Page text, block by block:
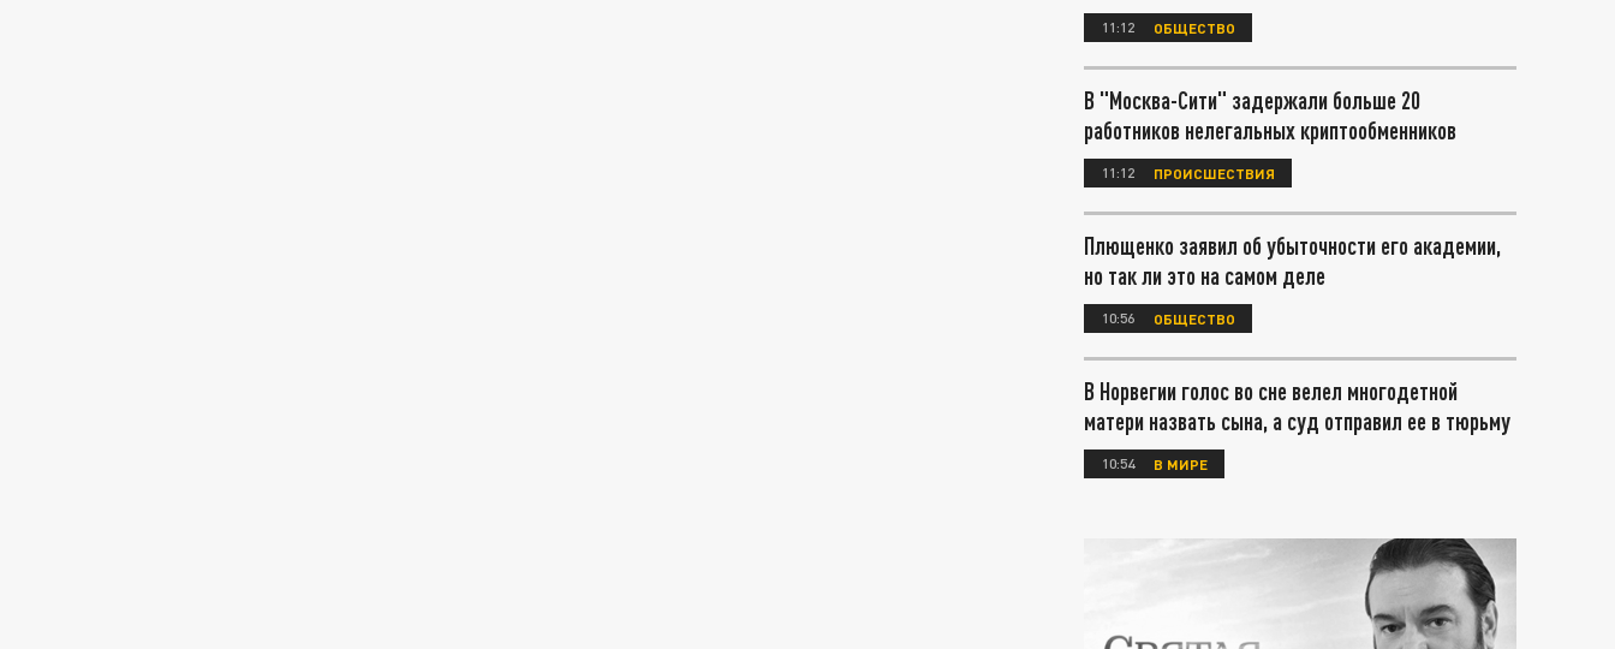
11:12 ОБЩЕСТВО
В "Москва-Сити" задержали больше 20
работников нелегальных криптообменников
11:12 ПРОИСШЕСТВИЯ
Плющенко заявил об убыточности его академии,
но так ли это на самом деле
10:56 ОБЩЕСТВО
В Норвегии голос во сне велел многодетной
матери назвать сына, а суд отправил ее в тюрьму
10:54 В МИРЕ